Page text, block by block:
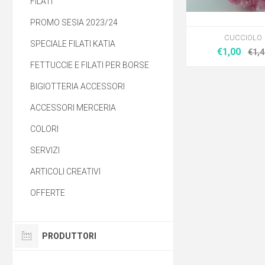
CUCCIOLO
€1,00
PROMO SESIA 2023/24
SPECIALE FILATI KATIA
FETTUCCIE E FILATI PER BORSE
BIGIOTTERIA ACCESSORI
ACCESSORI MERCERIA
COLORI
SERVIZI
ARTICOLI CREATIVI
OFFERTE
PRODUTTORI